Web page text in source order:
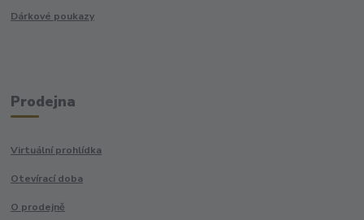
Dárkové poukazy
Prodejna
Virtuální prohlídka
Otevírací doba
O prodejně